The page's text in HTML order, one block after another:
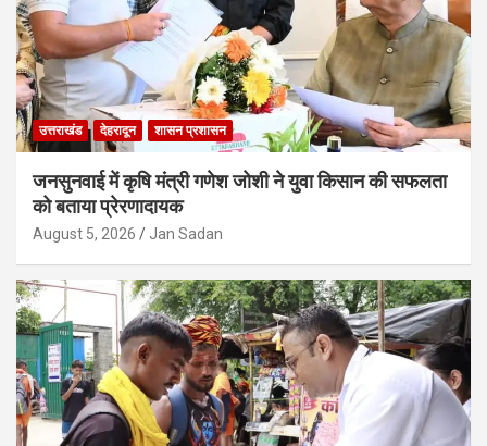
उत्तराखंड देहरादून शासन प्रशासन
जनसुनवाई में कृषि मंत्री गणेश जोशी ने युवा किसान की सफलता
को बताया प्रेरणादायक
August 5, 2026 Jan Sadan